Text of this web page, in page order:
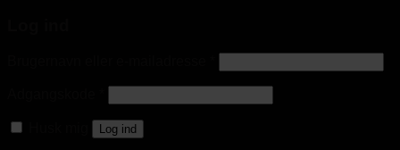
Log ind